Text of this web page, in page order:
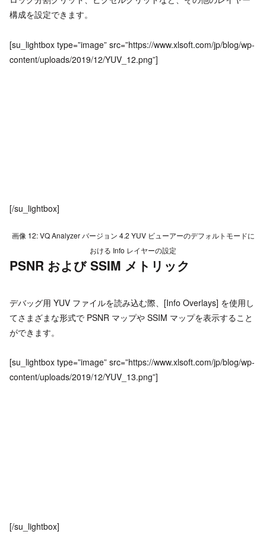
構成を設定できます。
[su_lightbox type=”image” src=”https://www.xlsoft.com/jp/blog/wp-
content/uploads/2019/12/YUV_12.png”]
[/su_lightbox]
画像 12: VQ Analyzer バージョン 4.2 YUV ビューアーのデフォルトモードに
おける Info レイヤーの設定
PSNR および SSIM メトリック
デバッグ用 YUV ファイルを読み込む際、[Info Overlays] を使用し
てさまざまな形式で PSNR マップや SSIM マップを表示すること
ができます。
[su_lightbox type=”image” src=”https://www.xlsoft.com/jp/blog/wp-
content/uploads/2019/12/YUV_13.png”]
[/su_lightbox]